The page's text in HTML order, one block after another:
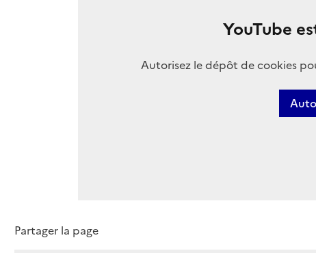
YouTube
Autorisez le dépôt de cookies
Partager la page